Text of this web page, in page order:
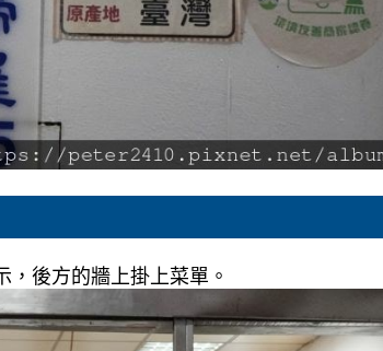
後方的牆上掛上菜單。